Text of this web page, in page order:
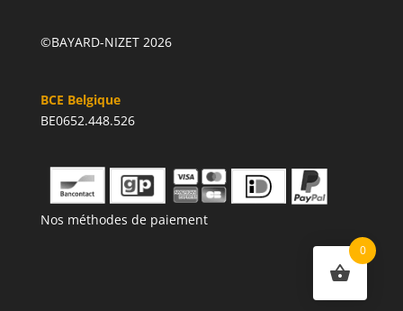
©BAYARD-NIZET 2026
BCE Belgique
BE0652.448.526
Nos méthodes de paiement
0